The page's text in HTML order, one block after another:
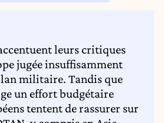
leurs critiques
jugée insuffisamment
militaire. Tandis que
un effort budgétaire
tentent de rassurer sur